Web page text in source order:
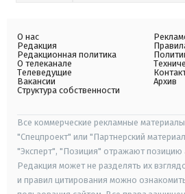
О нас
Редакция
Редакционная политика
О телеканале
Телеведущие
Вакансии
Структура собственности
Архив
Все коммерческие рекламные
"Спецпроект" или "Партнерский
"Эксперт", "Позиция" отражают позицию
Редакция может не разделять их
и правил цитирования можно